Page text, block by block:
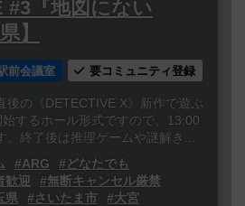
#3『地図にない
】
前会議室 要コミュニティ登録
後の《DETECTIVE X》新作で遊ぶ
するホール形式ですので、13:00
終了後は推理ゲームや謎解き...
#ARG
#どなたでも
歓迎
#無断キャンセル厳禁
県 #さいたま市 #大宮